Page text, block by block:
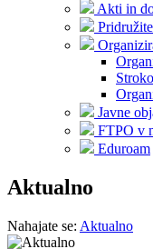
Akti in
Javne
FTPO v
Eduroam
Aktualno
Nahajate se: Aktualno